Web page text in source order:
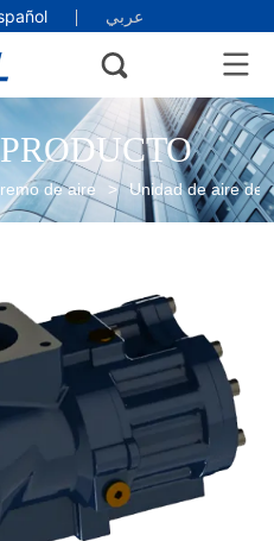
عربي
de aire > Unidad de aire de